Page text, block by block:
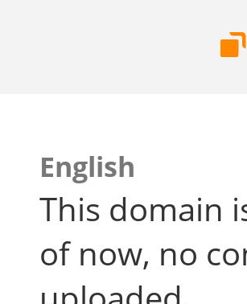
English
This domain
of now, no